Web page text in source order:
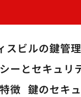
スビルの鍵管
ーとセキュリ
徴 鍵のセキ